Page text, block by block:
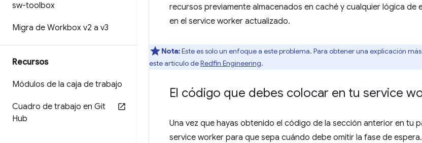
sw-toolbox
Migra de Workbox v2 a v3
Recursos
Módulos de la caja de trabajo
Cuadro de trabajo en Git
Hub
recursos previamente almacenados en caché y cualquier lógica de
en el service worker actualizado.
Nota:Este es solo un enfoque a este problema. Para obtener una explicación
este artículo deRedfin Engineering.
El código que debes colocar en tu service
Una vez que hayas obtenido el código de la sección anterior en tu
service worker para que sepa cuándo debe omitir la fase de espera.